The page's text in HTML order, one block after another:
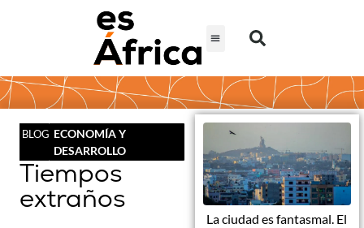
BLOG ECONOMÍA Y
DESARROLLO
Tiempos
extraños
La ciudad es fantasmal. El